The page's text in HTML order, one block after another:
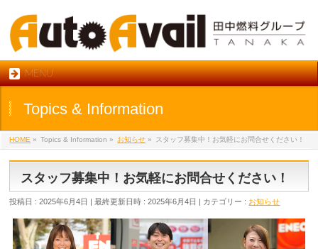
MENU
Topics & Information
HOME » Topics & Information » お知らせ » スタッフ募集中！お気軽にお問合せください！
スタッフ募集中！お気軽にお問合せください！
投稿日 : 2025年6月4日 最終更新日時 : 2025年6月4日 カテゴリー : お知らせ